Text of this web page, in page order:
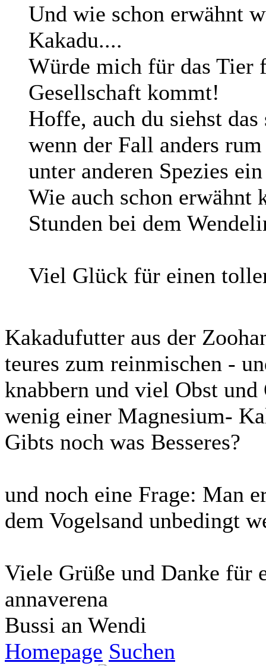
Und wie schon erwähnt
Kakadu....
Würde mich für das Tier
Gesellschaft kommt!
Hoffe, auch du siehst
wenn der Fall anders
unter anderen Spezies
Wie auch schon erwähnt
Stunden bei dem
Viel Glück für einen
Kakadufutter aus der
teures zum reinmischen -
knabbern und viel Obst
wenig einer Magnesium-
Gibts noch was Besseres?
und noch eine Frage: Man
dem Vogelsand unbedingt
Viele Grüße und Danke für
annaverena
Bussi an Wendi
Homepage Suchen